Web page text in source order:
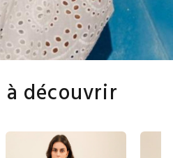
découvrir